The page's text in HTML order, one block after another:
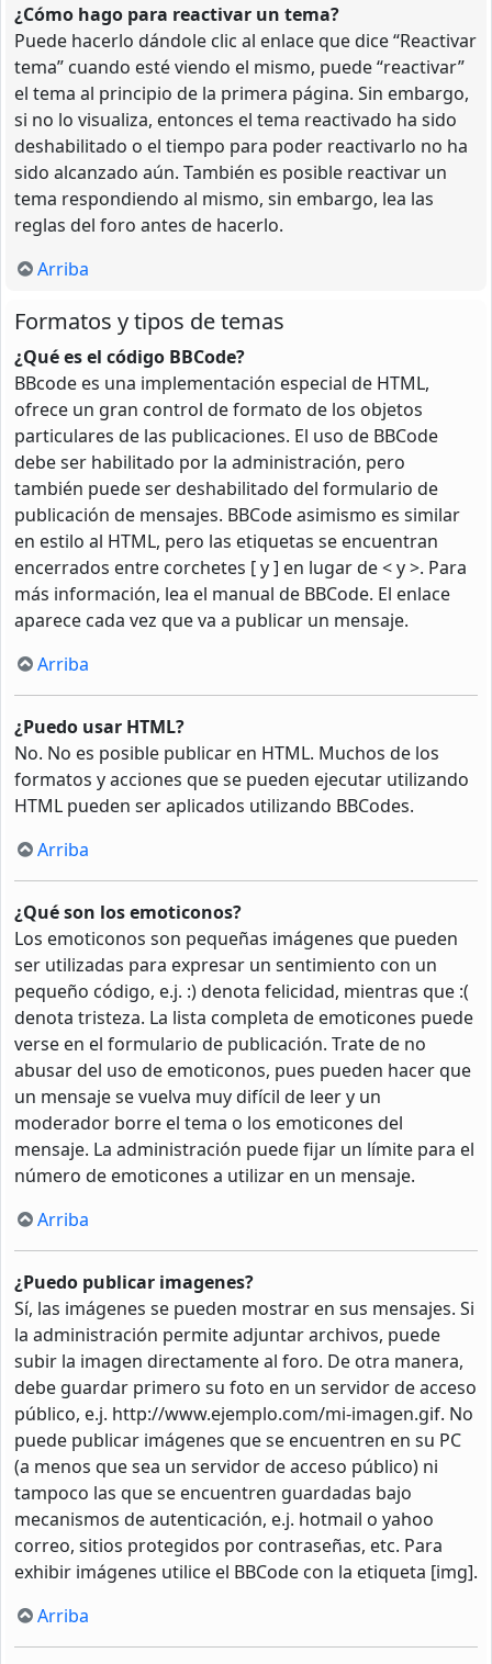
¿Cómo hago para reactivar un tema?
Puede hacerlo dándole clic al enlace que dice “Reactivar
tema” cuando esté viendo el mismo, puede “reactivar”
el tema al principio de la primera página. Sin embargo,
si no lo visualiza, entonces el tema reactivado ha sido
deshabilitado o el tiempo para poder reactivarlo no ha
sido alcanzado aún. También es posible reactivar un
tema respondiendo al mismo, sin embargo, lea las
reglas del foro antes de hacerlo.
Arriba
Formatos y tipos de temas
¿Qué es el código BBCode?
BBcode es una implementación especial de HTML,
ofrece un gran control de formato de los objetos
particulares de las publicaciones. El uso de BBCode
debe ser habilitado por la administración, pero
también puede ser deshabilitado del formulario de
publicación de mensajes. BBCode asimismo es similar
en estilo al HTML, pero las etiquetas se encuentran
encerrados entre corchetes [ y ] en lugar de < y >. Para
más información, lea el manual de BBCode. El enlace
aparece cada vez que va a publicar un mensaje.
Arriba
¿Puedo usar HTML?
No. No es posible publicar en HTML. Muchos de los
formatos y acciones que se pueden ejecutar utilizando
HTML pueden ser aplicados utilizando BBCodes.
Arriba
¿Qué son los emoticonos?
Los emoticonos son pequeñas imágenes que pueden
ser utilizadas para expresar un sentimiento con un
pequeño código, e.j. :) denota felicidad, mientras que :(
denota tristeza. La lista completa de emoticones puede
verse en el formulario de publicación. Trate de no
abusar del uso de emoticonos, pues pueden hacer que
un mensaje se vuelva muy difícil de leer y un
moderador borre el tema o los emoticones del
mensaje. La administración puede fijar un límite para el
número de emoticones a utilizar en un mensaje.
Arriba
¿Puedo publicar imagenes?
Sí, las imágenes se pueden mostrar en sus mensajes. Si
la administración permite adjuntar archivos, puede
subir la imagen directamente al foro. De otra manera,
debe guardar primero su foto en un servidor de acceso
público, e.j. http://www.ejemplo.com/mi-imagen.gif. No
puede publicar imágenes que se encuentren en su PC
(a menos que sea un servidor de acceso público) ni
tampoco las que se encuentren guardadas bajo
mecanismos de autenticación, e.j. hotmail o yahoo
correo, sitios protegidos por contraseñas, etc. Para
exhibir imágenes utilice el BBCode con la etiqueta [img].
Arriba